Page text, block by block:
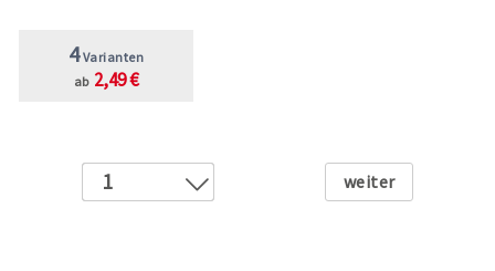
4Varianten
ab 2,49 €
1
Weiter